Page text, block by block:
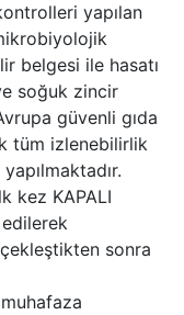
yapılan
belgesi ile hasatı
soğuk zincir
güvenli gıda
tüm izlenebilirlik
kez KAPALI
edilerek
sonra